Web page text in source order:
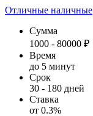
Отличные наличные
Сумма
1000 - 80000 ₽
Время
до 5 минут
Срок
30 - 180 дней
Ставка
от 0.3%